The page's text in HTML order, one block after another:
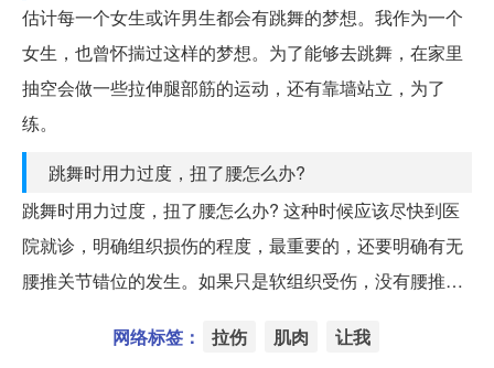
估计每一个女生或许男生都会有跳舞的梦想。我作为一个
女生，也曾怀揣过这样的梦想。为了能够去跳舞，在家里
抽空会做一些拉伸腿部筋的运动，还有靠墙站立，为了
练。
跳舞时用力过度，扭了腰怎么办?
跳舞时用力过度，扭了腰怎么办? 这种时候应该尽快到医
院就诊，明确组织损伤的程度，最重要的，还要明确有无
腰推关节错位的发生。如果只是软组织受伤，没有腰推…
网络标签： 拉伤 肌肉 让我